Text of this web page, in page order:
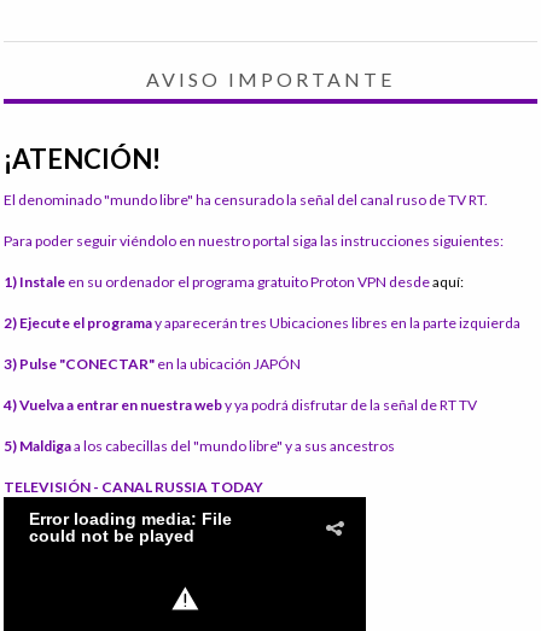
AVISO IMPORTANTE
¡ATENCIÓN!
El denominado "mundo libre" ha censurado la señal del canal ruso de TV RT.
Para poder seguir viéndolo en nuestro portal siga las instrucciones siguientes:
1) Instale en su ordenador el programa gratuito Proton VPN desdeaquí:
2) Ejecute el programay aparecerán tres Ubicaciones libres en la parte izquierda
3) Pulse "CONECTAR" en la ubicación JAPÓN
4) Vuelva a entrar en nuestra weby ya podrá disfrutar de la señal de RT TV
5) Maldigaa los cabecillas del "mundo libre" y a sus ancestros
TELEVISIÓN - CANAL RUSSIA TODAY